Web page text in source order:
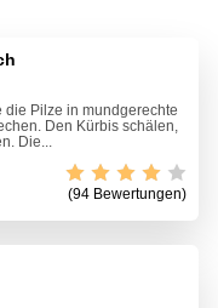
die Pilze in mundgerechte
Den Kürbis schälen,
Die...
(94 Bewertungen)